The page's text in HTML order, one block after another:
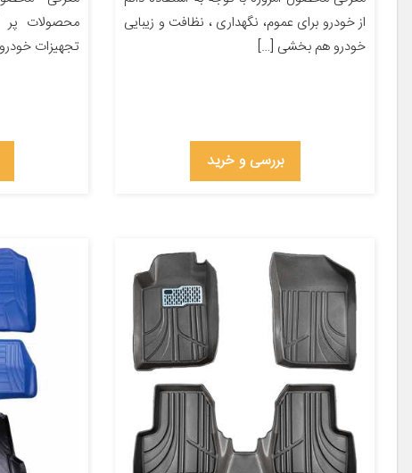
از خودرو برای عموم، نگهداری ، نظافت و زیبایی
خودرو هم بخشی […]
بررسی و خرید
محصولات پر
تجهیزات